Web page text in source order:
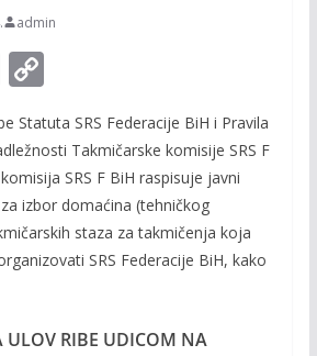
admin
E
ai
l
C
p
y
Li
n
k
Statuta SRS Federacije BiH i Pravila
Takmičarske komisije SRS F
SRS F BiH raspisuje javni
izbor domaćina (tehničkog
staza za takmičenja koja
SRS Federacije BiH, kako
ULOV RIBE UDICOM NA